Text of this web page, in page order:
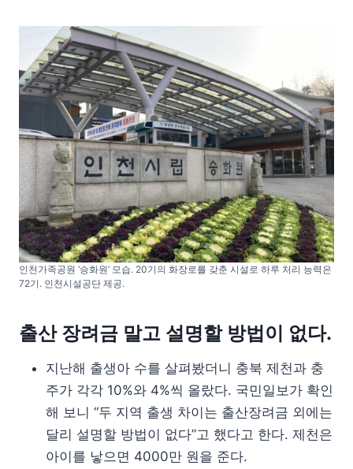
인천가족공원 ‘승화원’ 모습. 20기의 화장로를 갖춘 시설로 하루 처리 능력은
72기. 인천시설공단 제공.
출산 장려금 말고 설명할 방법이 없다.
지난해 출생아 수를 살펴봤더니 충북 제천과 충
주가 각각 10%와 4%씩 올랐다. 국민일보가 확인
해 보니 “두 지역 출생 차이는 출산장려금 외에는
달리 설명할 방법이 없다”고 했다고 한다. 제천은
아이를 낳으면 4000만 원을 준다.